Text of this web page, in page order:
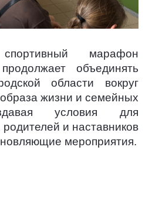
спортивный марафон
объединять
области вокруг
образа жизни и семейных
условия для
и наставников
мероприятия.